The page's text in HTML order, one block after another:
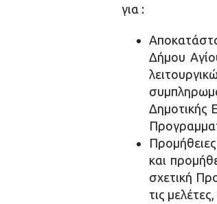
για :
Δήμου
Δημοτικής
και
σχετική
τις